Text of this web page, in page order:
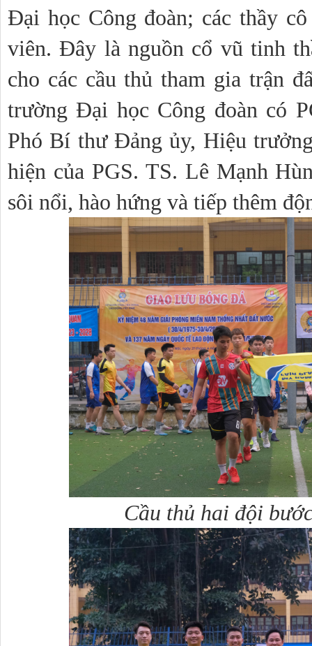
Đại học Công đoàn; các thầy
viên. Đây là nguồn cổ vũ tinh
cho các cầu thủ tham gia trận
trường Đại học Công đoàn có
Phó Bí thư Đảng ủy, Hiệu
hiện của PGS. TS. Lê Mạnh
sôi nổi, hào hứng và tiếp thêm
Cầu thủ hai đội